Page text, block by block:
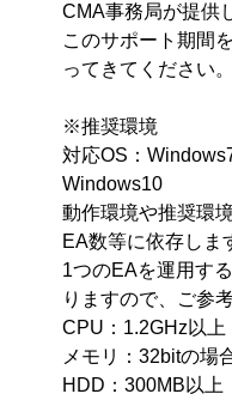
CMA事務局が提供
このサポート期間
ってきてください。
※推奨環境
対応OS：
Windows10
動作環境や推奨環
EA数等に依存しま
1つのEAを運用す
りますので、ご参
CPU：1.2GHz以上
メモリ：32bitの場
HDD：300MB以上